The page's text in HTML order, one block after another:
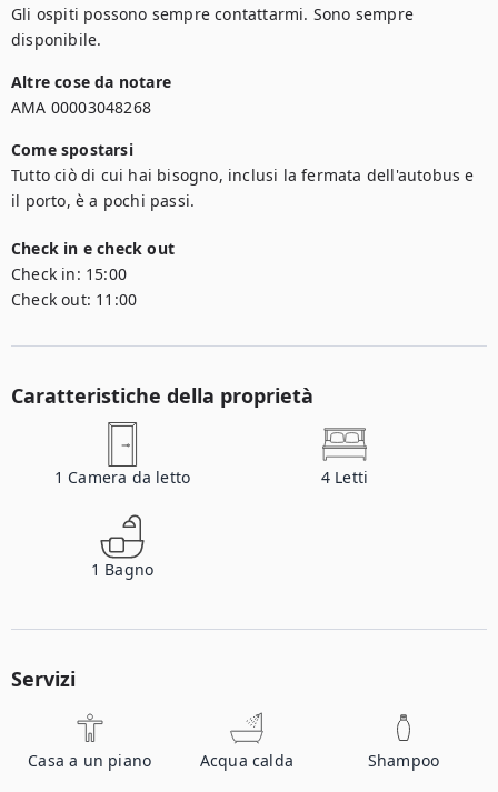
Gli ospiti possono sempre contattarmi. Sono sempre
disponibile.
Altre cose da notare
AMA 00003048268
Come spostarsi
Tutto ciò di cui hai bisogno, inclusi la fermata dell'autobus e
il porto, è a pochi passi.
Check in e check out
Check in: 15:00
Check out: 11:00
Caratteristiche della proprietà
1 Camera da letto 4 Letti
1 Bagno
Servizi
Casa a un piano Acqua calda Shampoo